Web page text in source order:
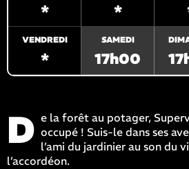
* *
VENDREDI
*
SAMEDI
17h00
D e la forêt au potager,
occupé ! Suis-le dans ses
l’ami du jardinier au son du
l’accordéon.